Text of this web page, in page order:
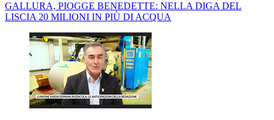
GALLURA, PIOGGE BENEDETTE: NELLA DIGA DEL
LISCIA 20 MILIONI IN PIÙ DI ACQUA